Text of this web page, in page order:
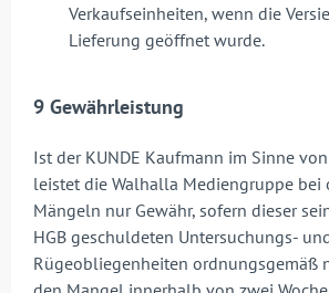
Verkaufseinheiten, wenn die
Lieferung geöffnet wurde.
9 Gewährleistung
Ist der KUNDE Kaufmann im Sinne von
leistet die Walhalla Mediengruppe bei
Mängeln nur Gewähr, sofern dieser
HGB geschuldeten Untersuchungs-
Rügeobliegenheiten ordnungsgemäß